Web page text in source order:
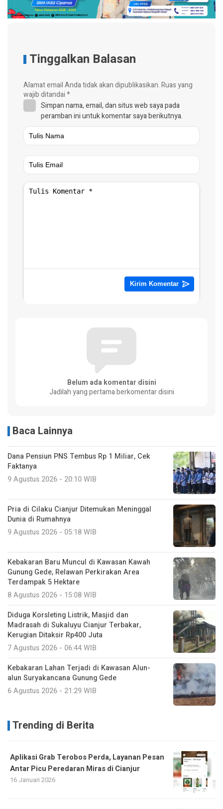
Tinggalkan Balasan
Alamat email Anda tidak akan dipublikasikan.Ruas yang
wajib ditandai*
Simpan nama, email, dan situs web saya pada
peramban ini untuk komentar saya berikutnya.
Belum ada komentar disini
Jadilah yang pertama berkomentar disini
Baca Lainnya
Dana Pensiun PNS Tembus Rp 1 Miliar, Cek
Faktanya
9 Agustus 2026 - 20:10 WIB
Pria di Cilaku Cianjur Ditemukan Meninggal
Dunia di Rumahnya
9 Agustus 2026 - 05:18 WIB
Kebakaran Baru Muncul di Kawasan Kawah
Gunung Gede, Relawan Perkirakan Area
Terdampak 5 Hektare
8 Agustus 2026 - 15:08 WIB
Diduga Korsleting Listrik, Masjid dan
Madrasah di Sukaluyu Cianjur Terbakar,
Kerugian Ditaksir Rp400 Juta
7 Agustus 2026 - 06:44 WIB
Kebakaran Lahan Terjadi di Kawasan Alun-
alun Suryakancana Gunung Gede
6 Agustus 2026 - 21:29 WIB
Trending di Berita
Aplikasi Grab Terobos Perda, Layanan Pesan
Antar Picu Peredaran Miras di Cianjur
16 Januari 2026